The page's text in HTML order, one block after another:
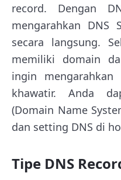
record. Dengan
mengarahkan DNS
secara langsung.
memiliki domain
ingin
khawatir. Anda
(Domain Name
dan setting DNS di
Tipe DNS